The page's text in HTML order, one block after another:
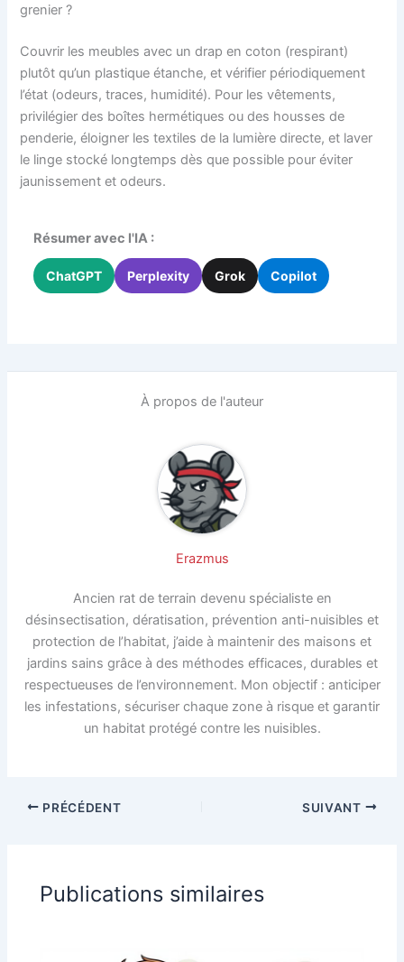
grenier ?
Couvrir les meubles avec un drap en coton (respirant)
plutôt qu’un plastique étanche, et vérifier périodiquement
l’état (odeurs, traces, humidité). Pour les vêtements,
privilégier des boîtes hermétiques ou des housses de
penderie, éloigner les textiles de la lumière directe, et laver
le linge stocké longtemps dès que possible pour éviter
jaunissement et odeurs.
Résumer avec l'IA :
ChatGPT Perplexity Grok Copilot
À propos de l'auteur
Erazmus
Ancien rat de terrain devenu spécialiste en
désinsectisation, dératisation, prévention anti-nuisibles et
protection de l’habitat, j’aide à maintenir des maisons et
jardins sains grâce à des méthodes efficaces, durables et
respectueuses de l’environnement. Mon objectif : anticiper
les infestations, sécuriser chaque zone à risque et garantir
un habitat protégé contre les nuisibles.
PRÉCÉDENT SUIVANT
Publications similaires